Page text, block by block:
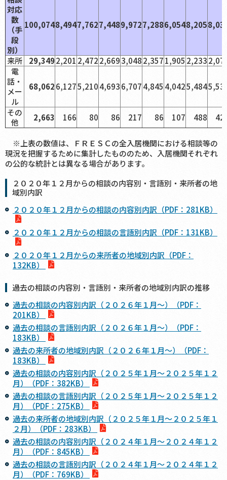
対応
数
（手
段
別）
100,0748,4947,7627,4489,9727,2886,0548,205
来所 29,3492,201 2,4722,6693,0482,3571,905 2,233
電
話・
メー
ル
68,0626,1275,2104,6936,7074,845 4,0425,484
その
他
2,663 166 80 86 217 86 107 488
※上表の数値は、ＦＲＥＳＣの全入居機関における相談等の
現況を把握するために集計したもののため、入居機関それぞれ
の公的な統計とは異なる場合があります。
２０２０年１２月からの相談の内容別・言語別・来所者の地
域別内訳
２０２０年１２月からの相談の内容別内訳（PDF：281KB）
２０２０年１２月からの相談の言語別内訳（PDF：131KB）
２０２０年１２月からの来所者の地域別内訳（PDF：
132KB）
過去の相談の内容別・言語別・来所者の地域別内訳の推移
過去の相談の内容別内訳（２０２６年１月～）（PDF：
201KB）
過去の相談の言語別内訳（２０２６年１月～）（PDF：
183KB）
過去の来所者の地域別内訳（２０２６年１月～）（PDF：
183KB）
過去の相談の内容別内訳（２０２５年１月～２０２５年１２
月）（PDF：382KB）
過去の相談の言語別内訳（２０２５年１月～２０２５年１２
月）（PDF：275KB）
過去の来所者の地域別内訳（２０２５年１月～２０２５年１
２月）（PDF：283KB）
過去の相談の内容別内訳（２０２４年１月～２０２４年１２
月）（PDF：845KB）
過去の相談の言語別内訳（２０２４年１月～２０２４年１２
月）（PDF：769KB）